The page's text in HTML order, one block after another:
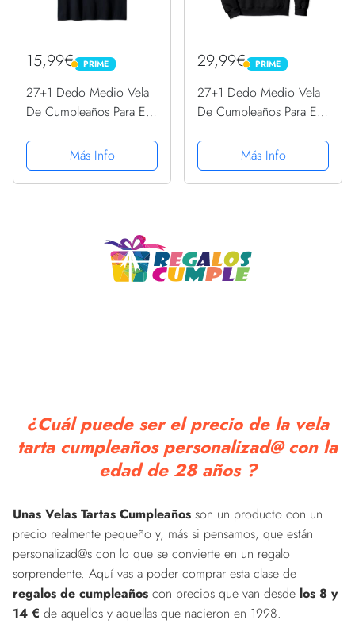
15,99€ PRIME
PRIME
27+1 Dedo Medio Vela
De Cumpleaños Para El
Camiseta sin Mangas
Más Info
29,99€ PRIME
PRIME
27+1 Dedo Medio Vela
De Cumpleaños Para El
Sudadera con Capucha
Más Info
¿Cuál puede ser el precio de la vela
tarta cumpleaños personalizad@ con la
edad de 28 años ?
Unas Velas Tartas Cumpleaños son un producto con un
precio realmente pequeño y, más si pensamos, que están
personalizad@s con lo que se convierte en un regalo
sorprendente. Aquí vas a poder comprar esta clase de
regalos de cumpleaños con precios que van desde los 8 y
14 € de aquellos y aquellas que nacieron en 1998.